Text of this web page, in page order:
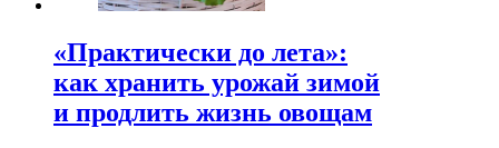
«Практически до лета»:
как хранить урожай зимой
и продлить жизнь овощам